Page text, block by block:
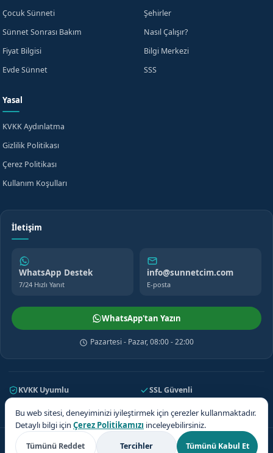
Teklif Al
Çocuk Sünneti
Sünnet Sonrası Bakım
Fiyat Bilgisi
Evde Sünnet
Şehirler
Nasıl Çalışır?
Bilgi Merkezi
SSS
Yasal
KVKK Aydınlatma
Gizlilik Politikası
Çerez Politikası
Kullanım Koşulları
İletişim
WhatsApp Destek
7/24 Hızlı Yanıt
info@sunnetcim.com
E-posta
WhatsApp'tan Yazın
Pazartesi - Pazar, 08:00 - 22:00
KVKK Uyumlu
SSL Güvenli
7/24 Destek
81 İl Kapsama
© 2026 Sünnetçim. Tüm hakları saklıdır.
Bu web sitesi, deneyiminizi iyileştirmek için çerezler kullanmaktadır.
Detaylı bilgi için Çerez Politikamızı inceleyebilirsiniz.
Tümünü Reddet Tercihler Tümünü Kabul Et